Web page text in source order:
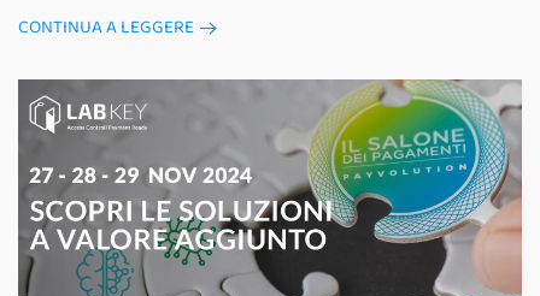
CONTINUA A LEGGERE